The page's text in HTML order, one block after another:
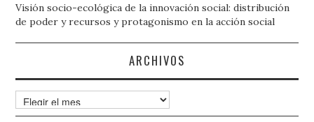
Visión socio-ecológica de la innovación social: distribución
de poder y recursos y protagonismo en la acción social
ARCHIVOS
Archivos